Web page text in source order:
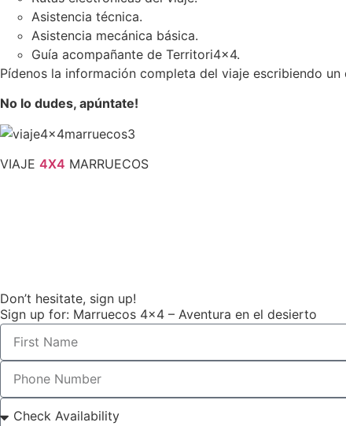
Asistencia técnica.
Asistencia mecánica básica.
Guía acompañante de Territori4x4.
Pídenos la información completa del viaje escribiendo un
No lo dudes, apúntate!
VIAJE 4X4 MARRUECOS
Don’t hesitate, sign up!
Sign up for: Marruecos 4×4 – Aventura en el desierto